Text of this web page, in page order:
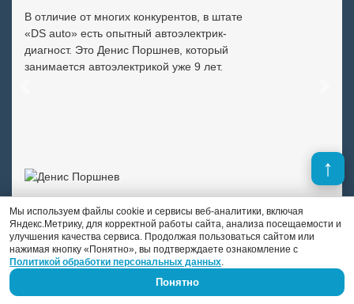
В отличие от многих конкурентов, в штате
«DS auto» есть опытный автоэлектрик-
диагност. Это Денис Поршнев, который
занимается автоэлектрикой уже 9 лет.
Мы используем файлы cookie и сервисы веб-аналитики, включая
Яндекс.Метрику, для корректной работы сайта, анализа посещаемости и
улучшения качества сервиса. Продолжая пользоваться сайтом или
нажимая кнопку «Понятно», вы подтверждаете ознакомление с
Политикой обработки персональных данных.
Понятно